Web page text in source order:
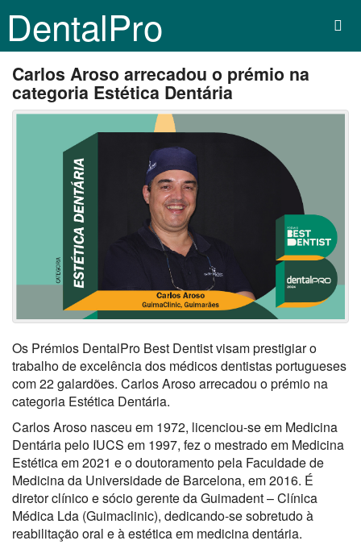
DentalPro
Carlos Aroso arrecadou o prémio na
categoria Estética Dentária
Os Prémios DentalPro Best Dentist visam prestigiar o
trabalho de excelência dos médicos dentistas portugueses
com 22 galardões. Carlos Aroso arrecadou o prémio na
categoria Estética Dentária.
Carlos Aroso nasceu em 1972, licenciou-se em Medicina
Dentária pelo IUCS em 1997, fez o mestrado em Medicina
Estética em 2021 e o doutoramento pela Faculdade de
Medicina da Universidade de Barcelona, em 2016. É
diretor clínico e sócio gerente da Guimadent – Clínica
Médica Lda (Guimaclinic), dedicando-se sobretudo à
reabilitação oral e à estética em medicina dentária.